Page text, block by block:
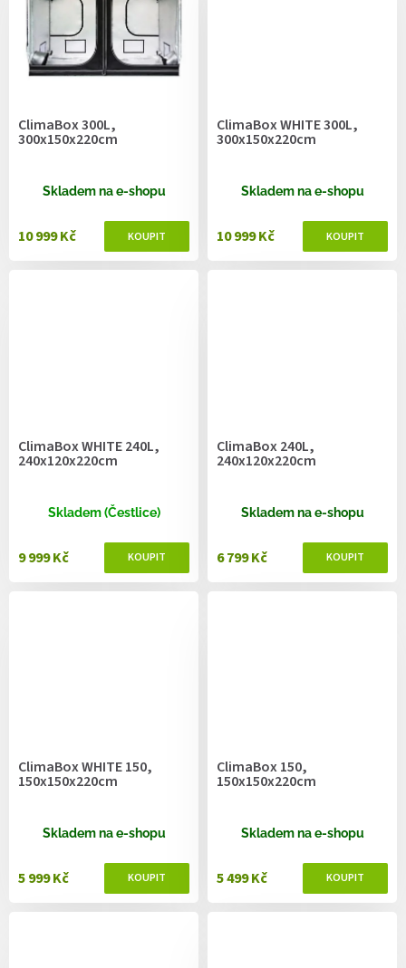
ClimaBox 300L,
300x150x220cm
Skladem na e-shopu
10 999 Kč
ClimaBox WHITE 300L,
300x150x220cm
Skladem na e-shopu
10 999 Kč
ClimaBox WHITE 240L,
240x120x220cm
Skladem (Čestlice)
9 999 Kč
ClimaBox 240L,
240x120x220cm
Skladem na e-shopu
6 799 Kč
ClimaBox WHITE 150,
150x150x220cm
Skladem na e-shopu
5 999 Kč
ClimaBox 150,
150x150x220cm
Skladem na e-shopu
5 499 Kč